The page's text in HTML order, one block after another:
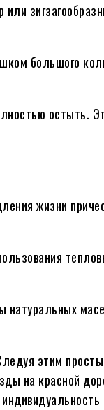
или
большого
остыть.
жизни
этим
на красной